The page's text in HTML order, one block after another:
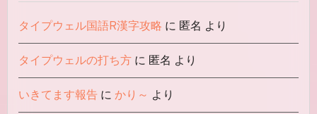
タイプウェル国語R漢字攻略 に 匿名 より
タイプウェルの打ち方に 匿名 より
いきてます報告に かり～ より